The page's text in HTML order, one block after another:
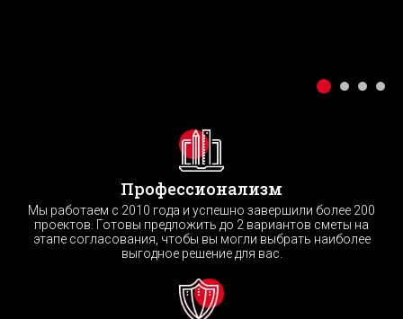
Профессионализм
Мы работаем с 2010 года и успешно завершили более 200
проектов. Готовы предложить до 2 вариантов сметы на
этапе согласования, чтобы вы могли выбрать наиболее
выгодное решение для вас.